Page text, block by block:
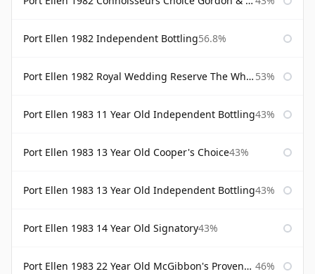
Port Ellen 1982 Independent Bottling56.8%
Port Ellen 1982 Royal Wedding Reserve The Whisky Exchange 53%
Port Ellen 1983 11 Year Old Independent Bottling43%
Port Ellen 1983 13 Year Old Cooper's Choice43%
Port Ellen 1983 13 Year Old Independent Bottling43%
Port Ellen 1983 14 Year Old Signatory43%
Port Ellen 1983 22 Year Old McGibbon's Provenance 46%